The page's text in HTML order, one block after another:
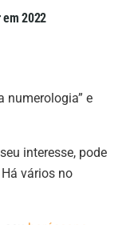
em 2022
numerologia” e
interesse, pode
Há vários no